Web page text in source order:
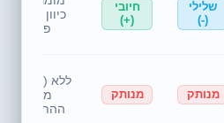
שלילי
(-)
חיובי
(+)
כיוון השעון
פעיל
מנותק מנותק
ללא (ממשיך
מכוח
ההתמדה)